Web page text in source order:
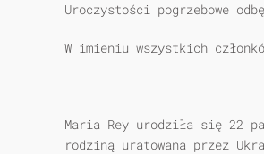
Uroczystości pogrzebowe
W imieniu wszystkich
Maria Rey urodziła się 22
rodziną uratowana przez